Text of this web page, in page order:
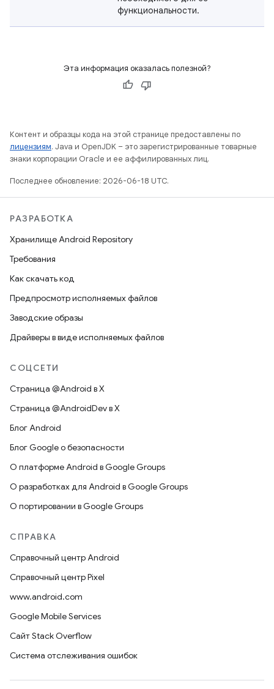
функциональности.
Эта информация оказалась полезной?
Контент и образцы кода на этой странице предоставлены по
лицензиям. Java и OpenJDK – это зарегистрированные товарные
знаки корпорации Oracle и ее аффилированных лиц.
Последнее обновление: 2026-06-18 UTC.
РАЗРАБОТКА
Хранилище Android Repository
Требования
Как скачать код
Предпросмотр исполняемых файлов
Заводские образы
Драйверы в виде исполняемых файлов
СОЦСЕТИ
Страница @Android в X
Страница @AndroidDev в X
Блог Android
Блог Google о безопасности
О платформе Android в Google Groups
О разработках для Android в Google Groups
О портировании в Google Groups
СПРАВКА
Справочный центр Android
Справочный центр Pixel
www.android.com
Google Mobile Services
Сайт Stack Overflow
Система отслеживания ошибок